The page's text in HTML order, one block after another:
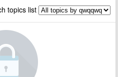
topics list